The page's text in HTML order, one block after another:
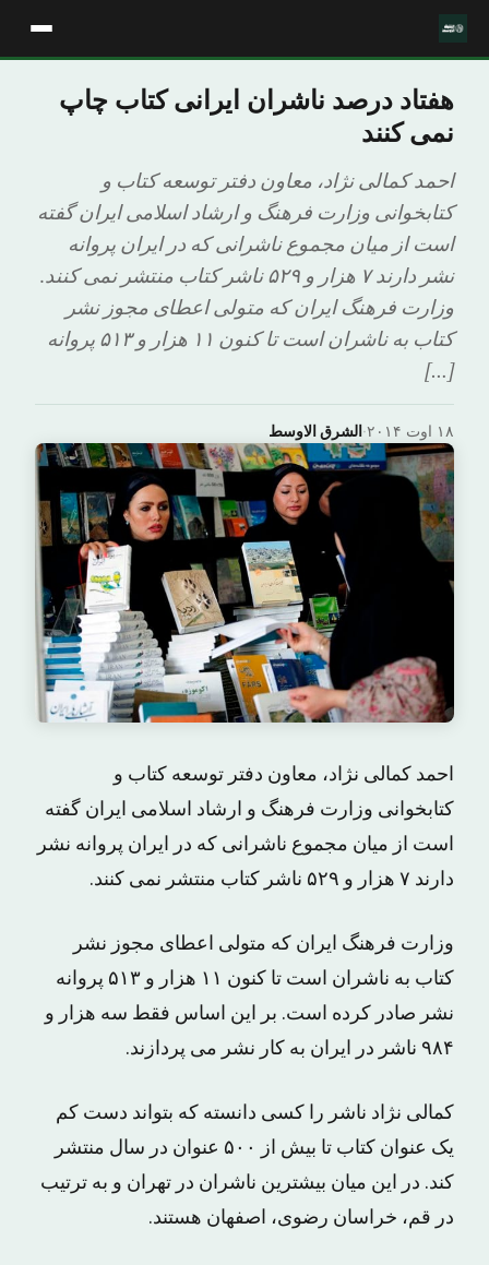
هفتاد درصد ناشران ایرانی کتاب چاپ
نمی کنند
احمد کمالی نژاد، معاون دفتر توسعه کتاب و
کتابخوانی وزارت فرهنگ و ارشاد اسلامی ایران گفته
است از میان مجموع ناشرانی که در ایران پروانه
نشر دارند ۷ هزار و ۵۲۹ ناشر کتاب منتشر نمی کنند.
وزارت فرهنگ ایران که متولی اعطای مجوز نشر
کتاب به ناشران است تا کنون ۱۱ هزار و ۵۱۳ پروانه
[…]
الشرق الاوسط· ۱۸ اوت ۲۰۱۴
احمد کمالی نژاد، معاون دفتر توسعه کتاب و
کتابخوانی وزارت فرهنگ و ارشاد اسلامی ایران گفته
است از میان مجموع ناشرانی که در ایران پروانه نشر
دارند ۷ هزار و ۵۲۹ ناشر کتاب منتشر نمی کنند.
وزارت فرهنگ ایران که متولی اعطای مجوز نشر
کتاب به ناشران است تا کنون ۱۱ هزار و ۵۱۳ پروانه
نشر صادر کرده است. بر این اساس فقط سه هزار و
۹۸۴ ناشر در ایران به کار نشر می پردازند.
کمالی نژاد ناشر را کسی دانسته که بتواند دست کم
یک عنوان کتاب تا بیش از ۵۰۰ عنوان در سال منتشر
کند. در این میان بیشترین ناشران در تهران و به ترتیب
در قم، خراسان رضوی، اصفهان هستند.